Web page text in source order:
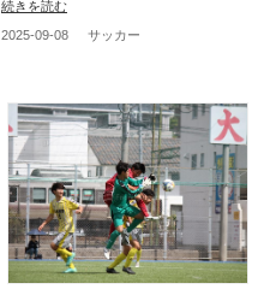
続きを読む
2025-09-08
サッカー